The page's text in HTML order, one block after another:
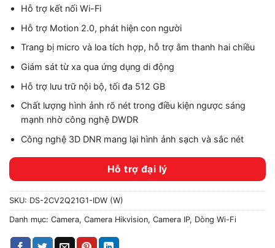
Hỗ trợ kết nối Wi-Fi
Hỗ trợ Motion 2.0, phát hiện con người
Trang bị micro và loa tích hợp, hỗ trợ âm thanh hai chiều
Giám sát từ xa qua ứng dụng di động
Hỗ trợ lưu trữ nội bộ, tối đa 512 GB
Chất lượng hình ảnh rõ nét trong điều kiện ngược sáng
mạnh nhờ công nghệ DWDR
Công nghệ 3D DNR mang lại hình ảnh sạch và sắc nét
Hỗ trợ đại lý
SKU: DS-2CV2Q21G1-IDW (W)
Danh mục: Camera, Camera Hikvision, Camera IP, Dòng Wi-Fi